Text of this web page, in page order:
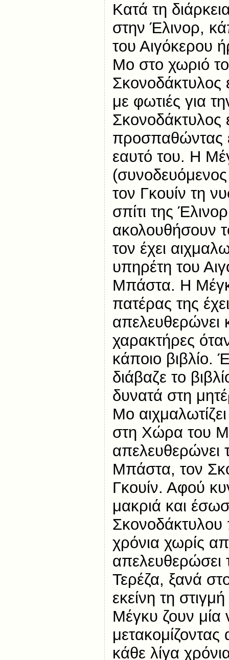
Κατά τη
στην Έλινορ,
του Αιγόκερου
Μο στο χωριό
Σκονοδάκτυλος
με φωτιές για
Σκονοδάκτυλος
προσπαθώντας
εαυτό του. Η
(συνοδευόμενος
τον Γκουίν τη
σπίτι της
ακολουθήσουν
τον έχει
υπηρέτη του
Μπάστα. Η
πατέρας της
απελευθερώνει
χαρακτήρες
κάποιο βιβλίο.
διάβαζε το
δυνατά στη
Μο
στη Χώρα του
απελευθερώνει
Μπάστα, τον
Γκουίν. Αφού
μακριά και
Σκονοδάκτυλου
χρόνια χωρίς
απελευθερώσει
Τερέζα, ξανά
εκείνη τη
Μέγκυ ζουν μία
κάθε λίγα